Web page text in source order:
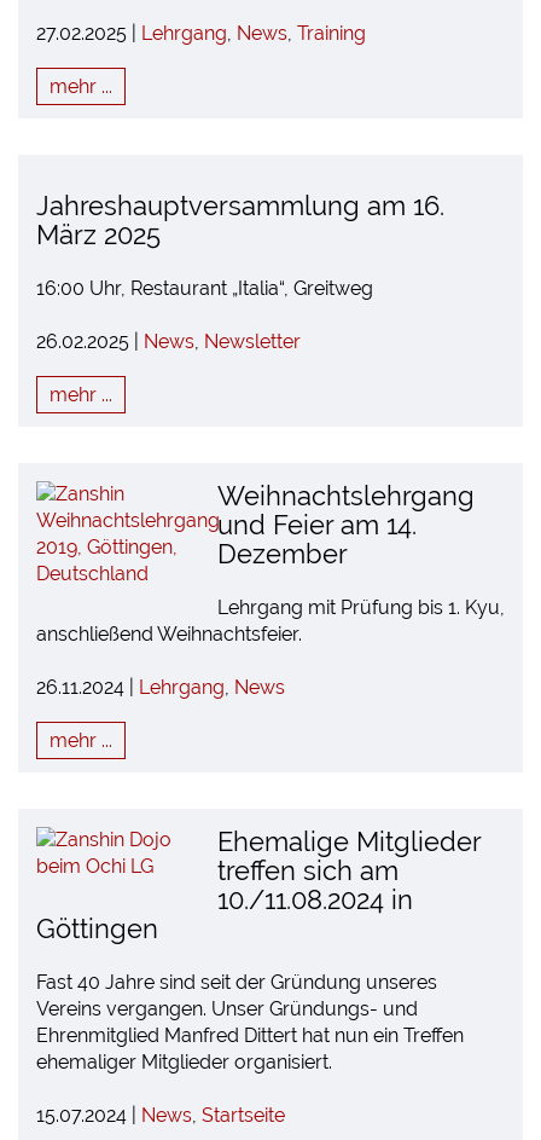
27.02.2025 | Lehrgang, News, Training
mehr ...
Jahreshauptversammlung am 16.
März 2025
16:00 Uhr, Restaurant „Italia“, Greitweg
26.02.2025 | News, Newsletter
mehr ...
Weihnachtslehrgang
und Feier am 14.
Dezember
Lehrgang mit Prüfung bis 1. Kyu,
anschließend Weihnachtsfeier.
26.11.2024 | Lehrgang, News
mehr ...
Ehemalige Mitglieder
treffen sich am
10./11.08.2024 in
Göttingen
Fast 40 Jahre sind seit der Gründung unseres
Vereins vergangen. Unser Gründungs- und
Ehrenmitglied Manfred Dittert hat nun ein Treffen
ehemaliger Mitglieder organisiert.
15.07.2024 | News, Startseite